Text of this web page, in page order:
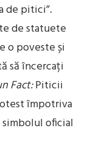
de pitici”.
de statuete
o poveste și
să încercați
Fact:Piticii
împotriva
oficial